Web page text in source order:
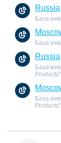
База
База
База
Products"
База
Products"